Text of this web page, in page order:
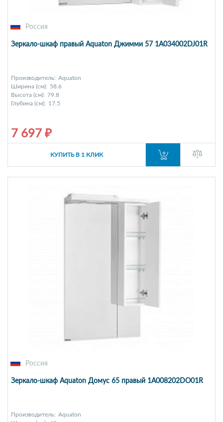
Россия
Зеркало-шкаф правый Aquaton Джимми 57 1A034002DJ01R
Производитель: Aquaton
Ширина (см): 58.6
Высота (см): 79.8
Глубина (см): 17.5
7 697 ₽
КУПИТЬ В 1 КЛИК
Россия
Зеркало-шкаф Aquaton Домус 65 правый 1A008202DO01R
Производитель: Aquaton